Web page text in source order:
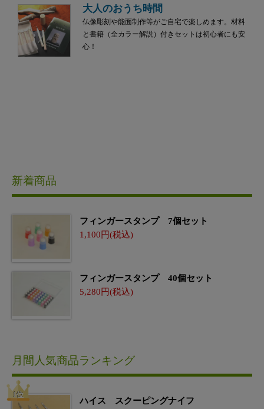
大人のおうち時間
仏像彫刻や能面制作等がご自宅で楽しめます。材料
と書籍（全カラー解説）付きセットは初心者にも安
心！
新着商品
フィンガースタンプ 7個セット
1,100
フィンガースタンプ 40個セット
5,280
月間人気商品ランキング
ハイス スクーピングナイフ